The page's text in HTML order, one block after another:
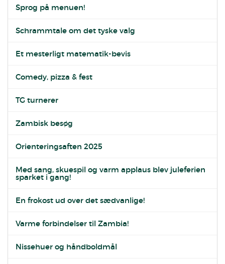
Sprog på menuen!
Schrammtale om det tyske valg
Et mesterligt matematik-bevis
Comedy, pizza & fest
TG turnerer
Zambisk besøg
Orienteringsaften 2025
Med sang, skuespil og varm applaus blev juleferien
sparket i gang!
En frokost ud over det sædvanlige!
Varme forbindelser til Zambia!
Nissehuer og håndboldmål